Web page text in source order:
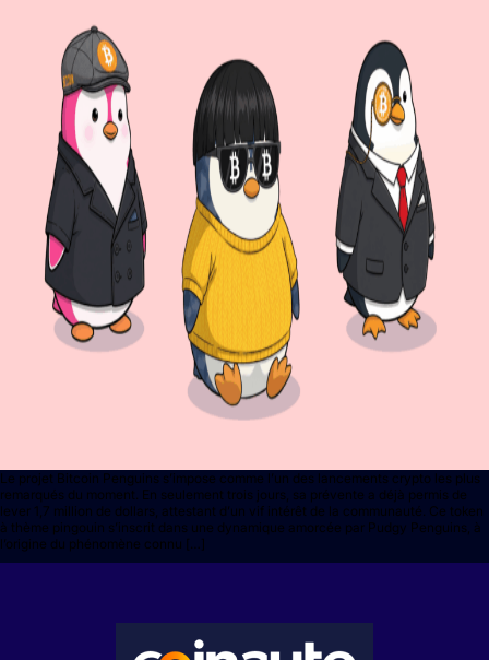
Le projet Bitcoin Penguins s’impose comme l’un des lancements crypto les plus
remarqués du moment. En seulement trois jours, sa prévente a déjà permis de
lever 1,7 million de dollars, attestant d’un vif intérêt de la communauté. Ce token
à thème pingouin s’inscrit dans une dynamique amorcée par Pudgy Penguins, à
l’origine du phénomène connu […]